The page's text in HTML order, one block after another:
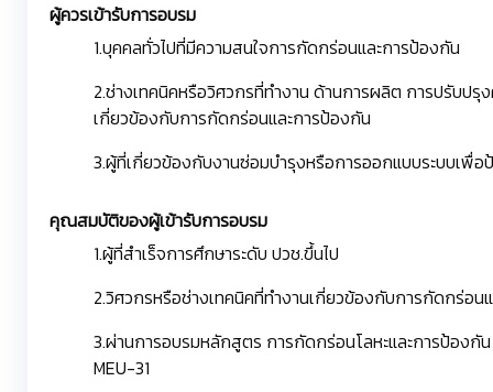
ผู้ควรเข้ารับการอบรม
1.บุคคลทั่วไปที่มีความสนใจการกัดกร่อนและการป้องกัน
2.ช่างเทคนิคหรือวิศวกรที่ทำงาน ด้านการผลิต การปรั
เกี่ยวข้องกับการกัดกร่อนและการป้องกัน
3.ผู้ที่เกี่ยวข้องกับงานซ่อมบำรุงหรือการออกแบบระบบเพื่
คุณสมบัติของผู้เข้ารับการอบรม
1.ผู้ที่สำเร็จการศึกษาระดับ ปวช.ขึ้นไป
2.วิศวกรหรือช่างเทคนิคที่ทำงานเกี่ยวข้องกับการกัดกร่อ
3.ผ่านการอบรมหลักสูตร การกัดกร่อนโลหะและการป้อง
MEU-31